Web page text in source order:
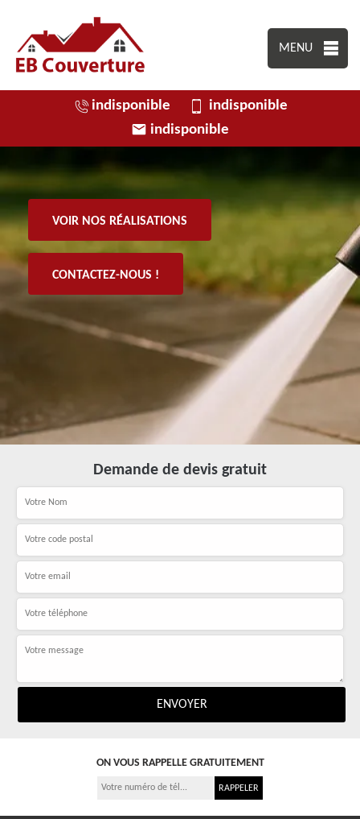
MENU
indisponible
indisponible
indisponible
VOIR NOS RÉALISATIONS
CONTACTEZ-NOUS !
Demande de devis gratuit
ON VOUS RAPPELLE GRATUITEMENT